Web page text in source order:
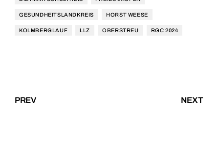
GESUNDHEITSLANDKREIS HORST WEESE
KOLMBERGLAUF LLZ OBERSTREU RGC 2024
PREV NEXT